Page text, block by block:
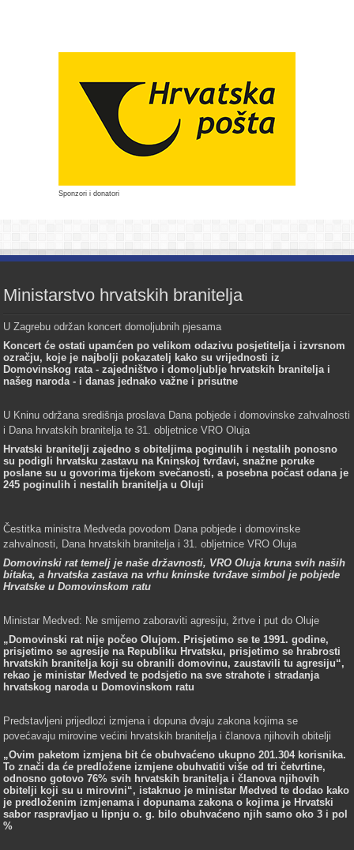
Sponzori i donatori
Ministarstvo hrvatskih branitelja
U Zagrebu održan koncert domoljubnih pjesama
Koncert će ostati upamćen po velikom odazivu posjetitelja i izvrsnom
ozračju, koje je najbolji pokazatelj kako su vrijednosti iz
Domovinskog rata - zajedništvo i domoljublje hrvatskih branitelja i
našeg naroda - i danas jednako važne i prisutne
U Kninu održana središnja proslava Dana pobjede i domovinske zahvalnosti
i Dana hrvatskih branitelja te 31. obljetnice VRO Oluja
Hrvatski branitelji zajedno s obiteljima poginulih i nestalih ponosno
su podigli hrvatsku zastavu na Kninskoj tvrđavi, snažne poruke
poslane su u govorima tijekom svečanosti, a posebna počast odana je
245 poginulih i nestalih branitelja u Oluji
Čestitka ministra Medveda povodom Dana pobjede i domovinske
zahvalnosti, Dana hrvatskih branitelja i 31. obljetnice VRO Oluja
Domovinski rat temelj je naše državnosti, VRO Oluja kruna svih naših
bitaka, a hrvatska zastava na vrhu kninske tvrđave simbol je pobjede
Hrvatske u Domovinskom ratu
Ministar Medved: Ne smijemo zaboraviti agresiju, žrtve i put do Oluje
„Domovinski rat nije počeo Olujom. Prisjetimo se te 1991. godine,
prisjetimo se agresije na Republiku Hrvatsku, prisjetimo se hrabrosti
hrvatskih branitelja koji su obranili domovinu, zaustavili tu agresiju“,
rekao je ministar Medved te podsjetio na sve strahote i stradanja
hrvatskog naroda u Domovinskom ratu
Predstavljeni prijedlozi izmjena i dopuna dvaju zakona kojima se
povećavaju mirovine većini hrvatskih branitelja i članova njihovih obitelji
„Ovim paketom izmjena bit će obuhvaćeno ukupno 201.304 korisnika.
To znači da će predložene izmjene obuhvatiti više od tri četvrtine,
odnosno gotovo 76% svih hrvatskih branitelja i članova njihovih
obitelji koji su u mirovini“, istaknuo je ministar Medved te dodao kako
je predloženim izmjenama i dopunama zakona o kojima je Hrvatski
sabor raspravljao u lipnju o. g. bilo obuhvaćeno njih samo oko 3 i pol
%